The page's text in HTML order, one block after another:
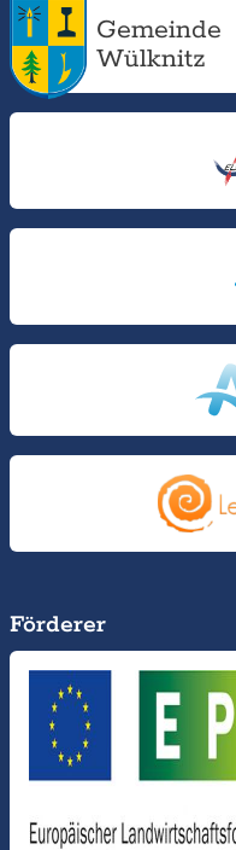
Gemeinde
Wülknitz
Förderer